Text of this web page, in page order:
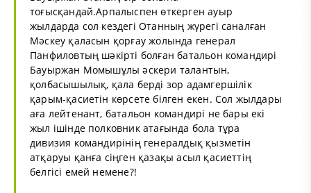
тоғысқандай.Арпалыспен өткерген ауыр
жылдарда сол кездегі Отанның жүрегі саналған
Мәскеу қаласын қорғау жолында генерал
Панфиловтың шәкірті болған батальон командирі
Бауыржан Момышұлы әскери талантын,
қолбасышылық, қала берді зор адамгершілік
қарым-қасиетін көрсете білген екен. Сол жылдары
аға лейтенант, батальон командирі не бары екі
жыл ішінде полковник атағында бола тұра
дивизия командирінің генералдық қызметін
атқаруы қанға сіңген қазақы асыл қасиеттің
белгісі емей немене?!